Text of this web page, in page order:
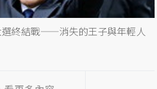
選終結戰——消失的王子與年輕人